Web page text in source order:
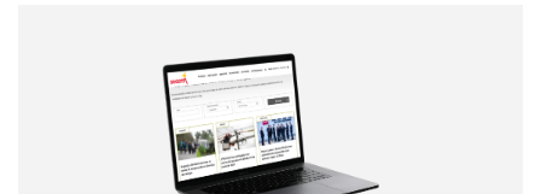
Correo electrónico